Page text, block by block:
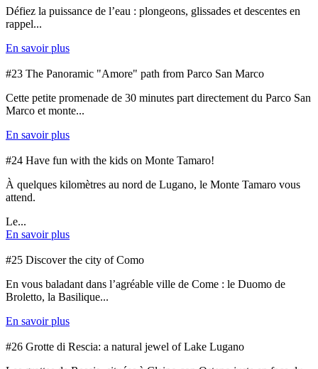
Défiez la puissance de l’eau : plongeons, glissades et descentes en
rappel...
En savoir plus
#23 The Panoramic "Amore" path from Parco San Marco
Cette petite promenade de 30 minutes part directement du Parco San
Marco et monte...
En savoir plus
#24 Have fun with the kids on Monte Tamaro!
À quelques kilomètres au nord de Lugano, le Monte Tamaro vous
attend.
Le...
En savoir plus
#25 Discover the city of Como
En vous baladant dans l’agréable ville de Come : le Duomo de
Broletto, la Basilique...
En savoir plus
#26 Grotte di Rescia: a natural jewel of Lake Lugano